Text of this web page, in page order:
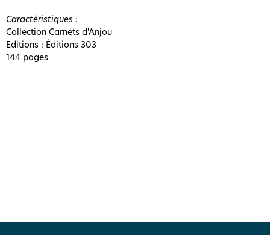
Caractéristiques :
Collection Carnets d'Anjou
Editions : Éditions 303
144 pages